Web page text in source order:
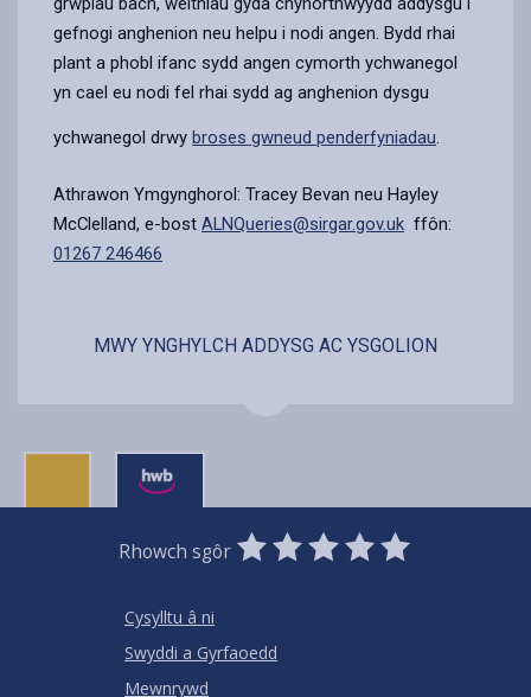
gefnogi anghenion neu helpu i nodi angen. Bydd rhai
plant a phobl ifanc sydd angen cymorth ychwanegol
yn cael eu nodi fel rhai sydd ag anghenion dysgu
ychwanegol drwy broses gwneud penderfyniadau.
Athrawon Ymgynghorol: Tracey Bevan neu Hayley
McClelland, e-bost ALNQueries@sirgar.gov.uk ffôn:
01267 246466
MWY YNGHYLCH ADDYSG AC YSGOLION
Rhowch sgôr
0
Stars
1
Star
2
Stars
3
Stars
4
Stars
5
Stars
Cysylltu â ni
Swyddi a Gyrfaoedd
Mewnrywd